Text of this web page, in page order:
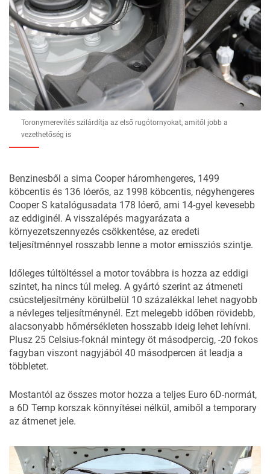
Toronymerevítés szilárdítja az első rugótornyokat, amitől jobb a
vezethetőség is
Benzinesből a sima Cooper háromhengeres, 1499
köbcentis és 136 lóerős, az 1998 köbcentis, négyhengeres
Cooper S katalógusadata 178 lóerő, ami 14-gyel kevesebb
az eddiginél. A visszalépés magyarázata a
környezetszennyezés csökkentése, az eredeti
teljesítménnyel rosszabb lenne a motor emissziós szintje.
Időleges túltöltéssel a motor továbbra is hozza az eddigi
szintet, ha nincs túl meleg. A gyártó szerint az átmeneti
csúcsteljesítmény körülbelül 10 százalékkal lehet nagyobb
a névleges teljesítménynél. Ezt melegebb időben rövidebb,
alacsonyabb hőmérsékleten hosszabb ideig lehet lehívni.
Plusz 25 Celsius-foknál mintegy öt másodpercig, -20 fokos
fagyban viszont nagyjából 40 másodpercen át leadja a
többletet.
Mostantól az összes motor hozza a teljes Euro 6D-normát,
a 6D Temp korszak könnyítései nélkül, amiből a temporary
az átmenet jele.